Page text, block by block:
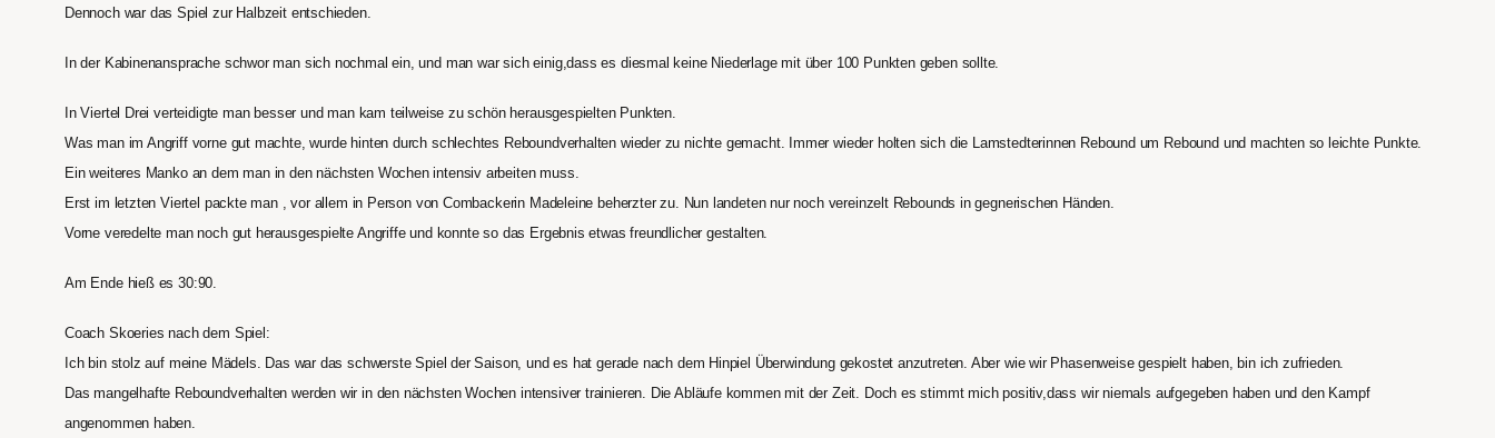
Dennoch war das Spiel zur Halbzeit entschieden.
In der Kabinenansprache schwor man sich nochmal ein, und man war sich einig,dass es diesmal keine Niederlage mit über 100 Punkten geben sollte.
In Viertel Drei verteidigte man besser und man kam teilweise zu schön herausgespielten Punkten.
Was man im Angriff vorne gut machte, wurde hinten durch schlechtes Reboundverhalten wieder zu nichte gemacht. Immer wieder holten sich die Lamstedterinnen Rebound um Rebound und machten so leichte Punkte.
Ein weiteres Manko an dem man in den nächsten Wochen intensiv arbeiten muss.
Erst im letzten Viertel packte man , vor allem in Person von Combackerin Madeleine beherzter zu. Nun landeten nur noch vereinzelt Rebounds in gegnerischen Händen.
Vorne veredelte man noch gut herausgespielte Angriffe und konnte so das Ergebnis etwas freundlicher gestalten.
Am Ende hieß es 30:90.
Coach Skoeries nach dem Spiel:
Ich bin stolz auf meine Mädels. Das war das schwerste Spiel der Saison, und es hat gerade nach dem Hinpiel Überwindung gekostet anzutreten. Aber wie wir Phasenweise gespielt haben, bin ich zufrieden.
Das mangelhafte Reboundverhalten werden wir in den nächsten Wochen intensiver trainieren. Die Abläufe kommen mit der Zeit. Doch es stimmt mich positiv,dass wir niemals aufgegeben haben und den Kampf
angenommen haben.